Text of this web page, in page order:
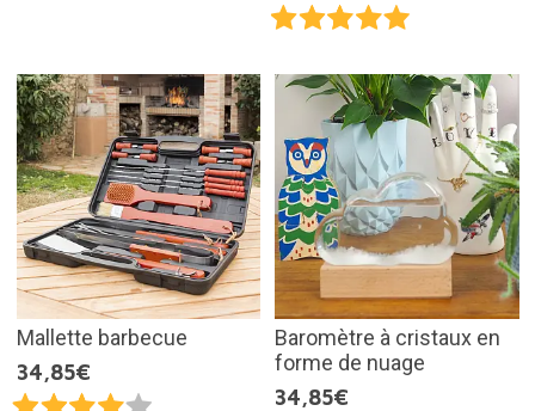
Mallette barbecue
34,85€
Baromètre à cristaux en
forme de nuage
34,85€